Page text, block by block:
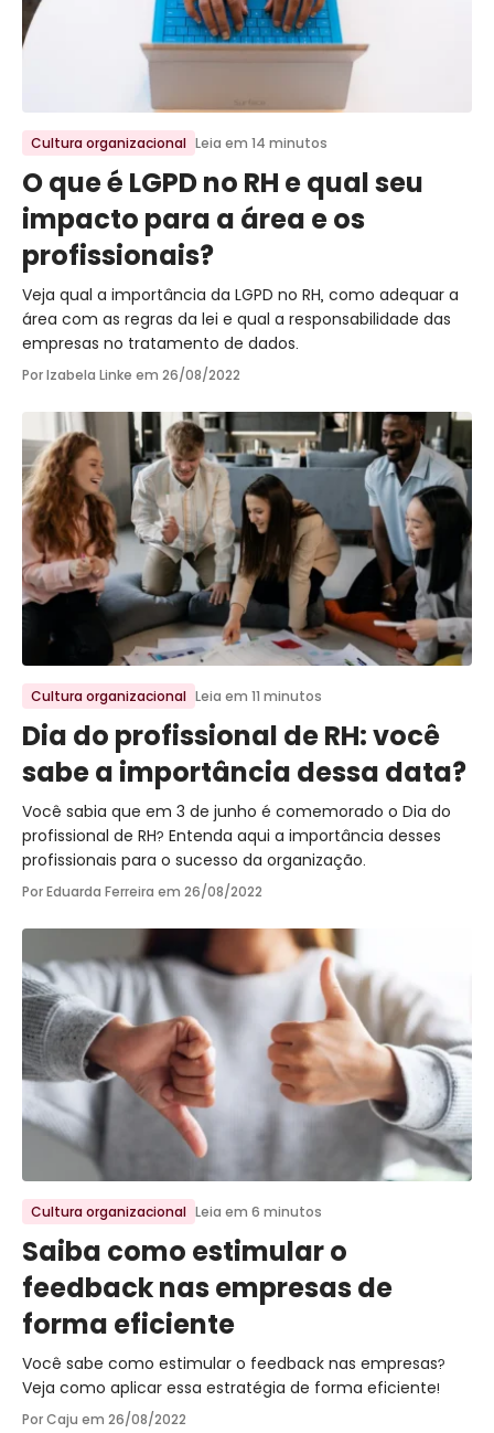
Ir para o post
Cultura organizacional Leia em 14 minutos
O que é LGPD no RH e qual seu
impacto para a área e os
profissionais?
Veja qual a importância da LGPD no RH, como adequar a
área com as regras da lei e qual a responsabilidade das
empresas no tratamento de dados.
Por Izabela Linke em 26/08/2022
Ir para o post
Cultura organizacional Leia em 11 minutos
Dia do profissional de RH: você
sabe a importância dessa data?
Você sabia que em 3 de junho é comemorado o Dia do
profissional de RH? Entenda aqui a importância desses
profissionais para o sucesso da organização.
Por Eduarda Ferreira em 26/08/2022
Ir para o post
Cultura organizacional Leia em 6 minutos
Saiba como estimular o
feedback nas empresas de
forma eficiente
Você sabe como estimular o feedback nas empresas?
Veja como aplicar essa estratégia de forma eficiente!
Por Caju em 26/08/2022